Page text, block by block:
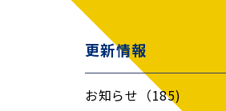
更新情報
お知らせ（185)